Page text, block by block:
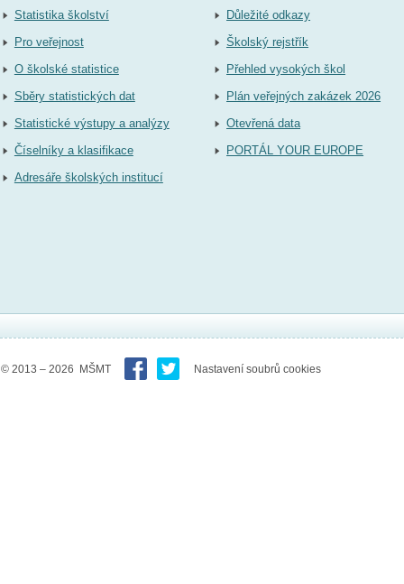
Statistika školství
Pro veřejnost
O školské statistice
Sběry statistických dat
Statistické výstupy a analýzy
Číselníky a klasifikace
Adresáře školských institucí
Důležité odkazy
Školský rejstřík
Přehled vysokých škol
Plán veřejných zakázek 2026
Otevřená data
PORTÁL YOUR EUROPE
© 2013 – 2026 MŠMT Nastavení soubrů cookies